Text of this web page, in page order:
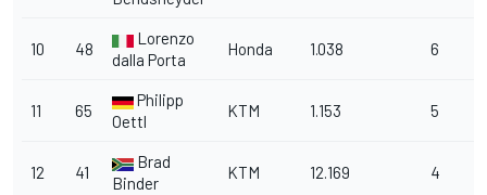
10 48
Lorenzo
dalla Porta
Honda 1.038 6
11 65
Philipp
Oettl
KTM 1.153 5
12 41
Brad
Binder
KTM 12.169 4